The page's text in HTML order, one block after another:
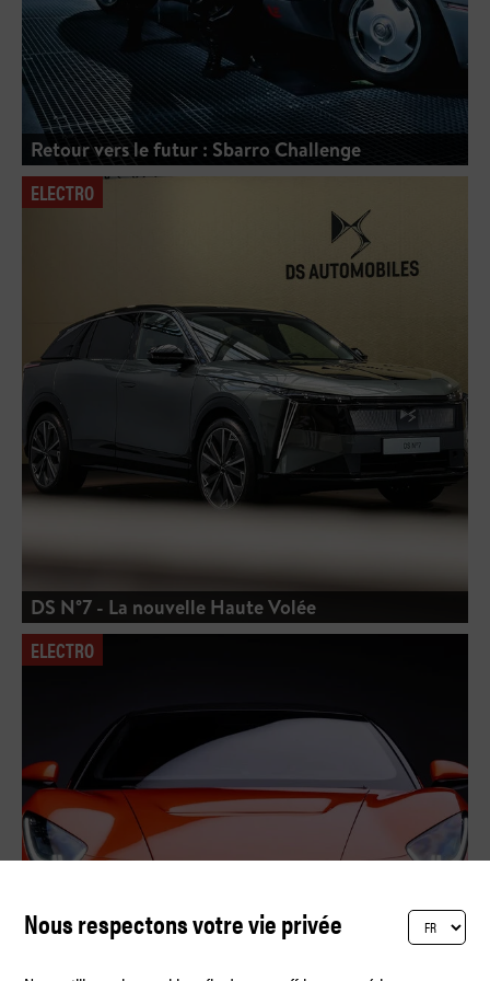
Retour vers le futur : Sbarro Challenge
ELECTRO
DS N°7 - La nouvelle Haute Volée
ELECTRO
Nous respectons votre vie privée